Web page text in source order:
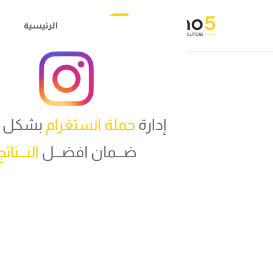
الرئيسية
إدارة حملة انستغرام بشكل
ضـــمان افضـــل